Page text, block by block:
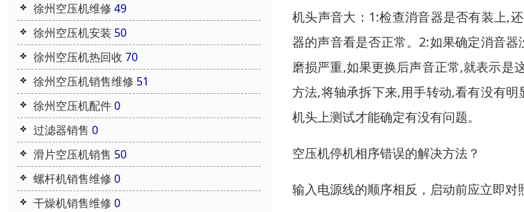
徐州空压机维修 49
徐州空压机安装 50
徐州空压机热回收 70
徐州空压机销售维修 51
徐州空压机配件0
过滤器销售 0
滑片空压机销售 50
螺杆机销售维修 0
干燥机销售维修 0
机头声音大：1:检查消音器是否有装上,
器的声音看是否正常。2:如果确定消音
磨损严重,如果更换后声音正常,就表示是
方法,将轴承拆下来,用手转动,看有没有
机头上测试才能确定有没有问题。
空压机停机相序错误的解决方法？
输入电源线的顺序相反，启动前应立即对